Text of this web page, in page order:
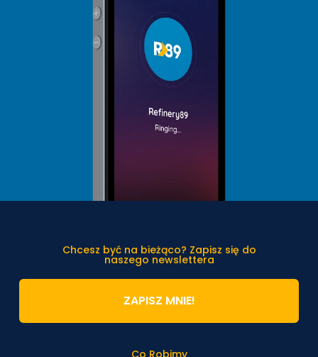
Chcesz być na bieżąco? Zapisz się do
naszego newslettera
ZAPISZ MNIE!